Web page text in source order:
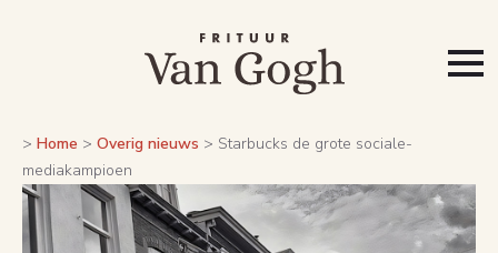
> Home > Overig nieuws > Starbucks de grote sociale-
mediakampioen